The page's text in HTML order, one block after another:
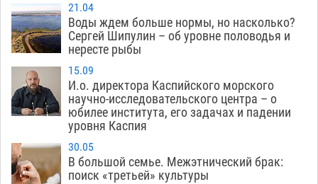
21.04
Воды ждем больше нормы, но насколько?
Сергей Шипулин – об уровне половодья и
нересте рыбы
15.09
И.о. директора Каспийского морского
научно-исследовательского центра – о
юбилее института, его задачах и падении
уровня Каспия
30.05
В большой семье. Межэтнический брак:
поиск «третьей» культуры